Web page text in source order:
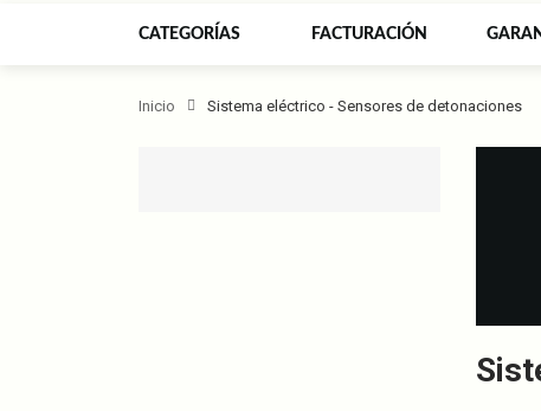
CATEGORÍAS FACTURACIÓN
Inicio Sistema eléctrico - Sensores de detonaciones